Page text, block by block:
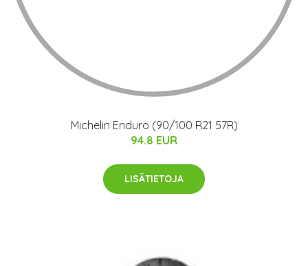
Michelin Enduro (90/100 R21 57R)
94.8 EUR
LISÄTIETOJA